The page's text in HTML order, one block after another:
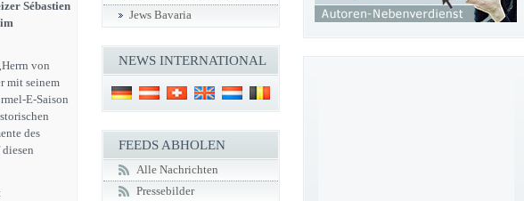
Sébastien
von
mit seinem
E-Saison
des
Jews Bavaria
NEWS INTERNATIONAL
FEEDS ABHOLEN
Alle Nachrichten
Pressebilder